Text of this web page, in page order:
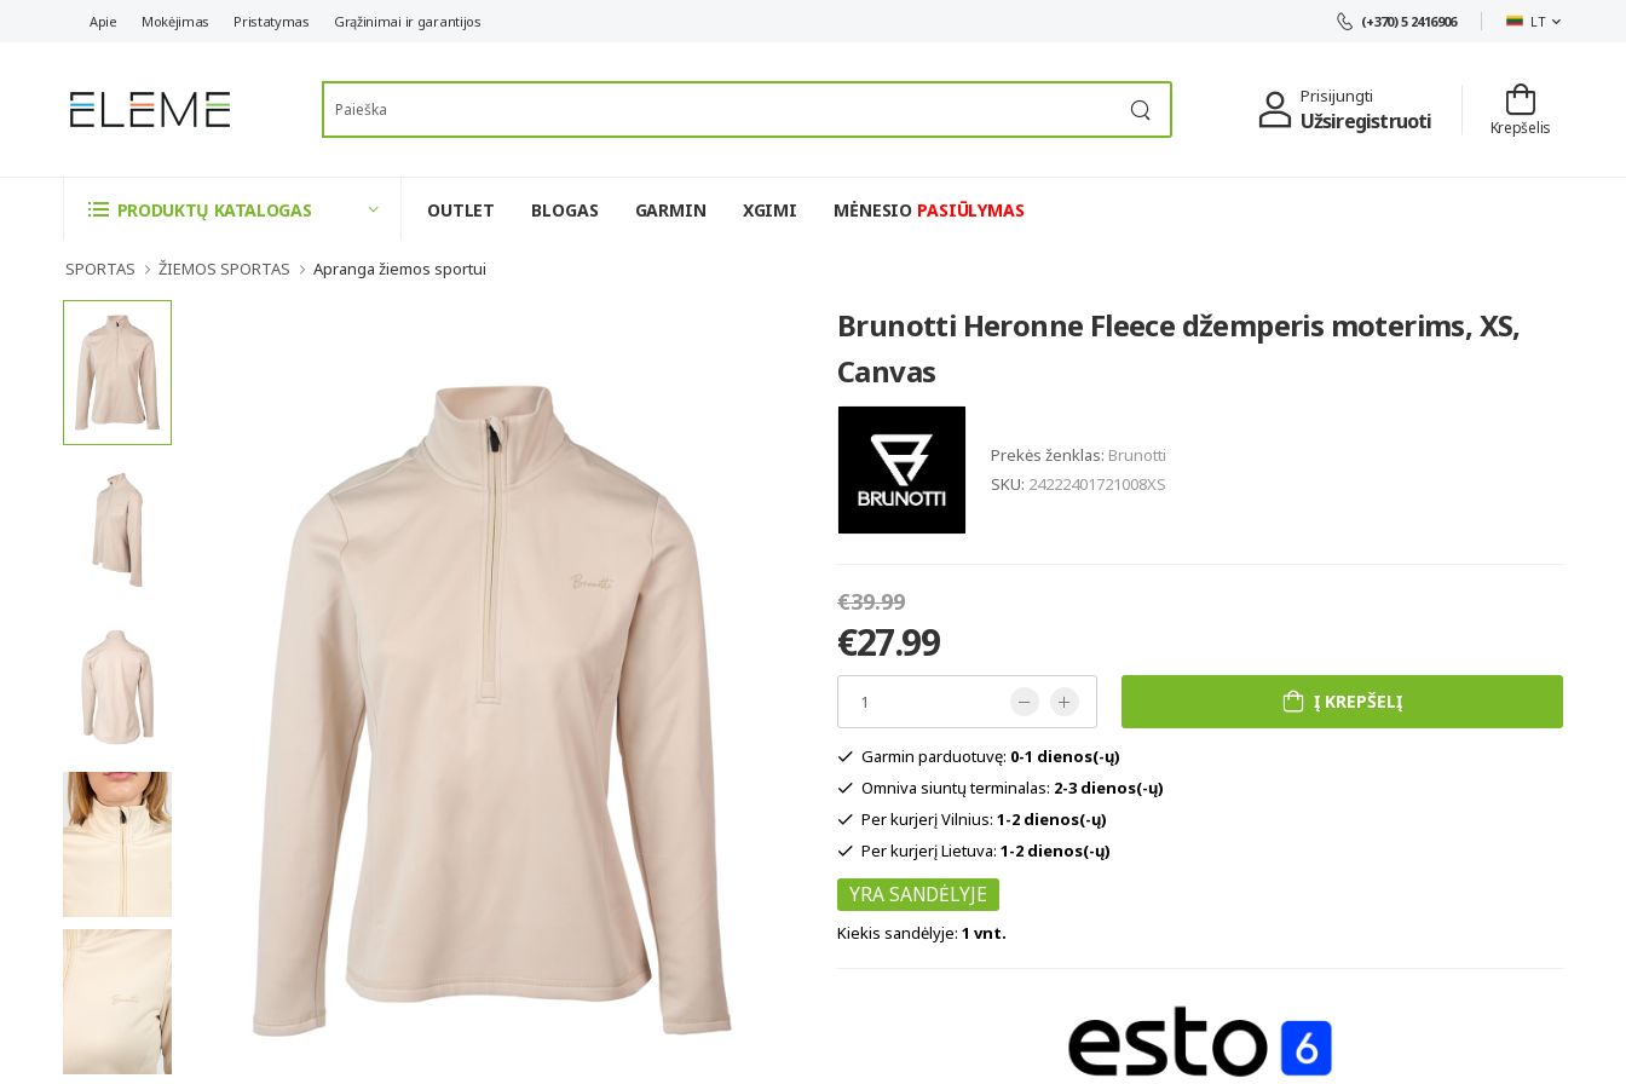
Apie Mokėjimas Pristatymas Grąžinimai ir garantijos (+370) 5 2416906 LT
Prisijungti
Užsiregistruoti Krepšelis
PRODUKTŲ KATALOGAS OUTLET BLOGAS GARMIN XGIMI MĖNESIO PASIŪLYMAS
SPORTAS ŽIEMOS SPORTAS Apranga žiemos sportui
Brunotti Heronne Fleece džemperis moterims, XS,
Canvas
Prekės ženklas: Brunotti
SKU: 24222401721008XS
€39.99
€27.99
Į KREPŠELĮ
Garmin parduotuvę: 0-1 dienos(-ų)
Omniva siuntų terminalas: 2-3 dienos(-ų)
Per kurjerį Vilnius: 1-2 dienos(-ų)
Per kurjerį Lietuva: 1-2 dienos(-ų)
YRA SANDĖLYJE
Kiekis sandėlyje: 1 vnt.